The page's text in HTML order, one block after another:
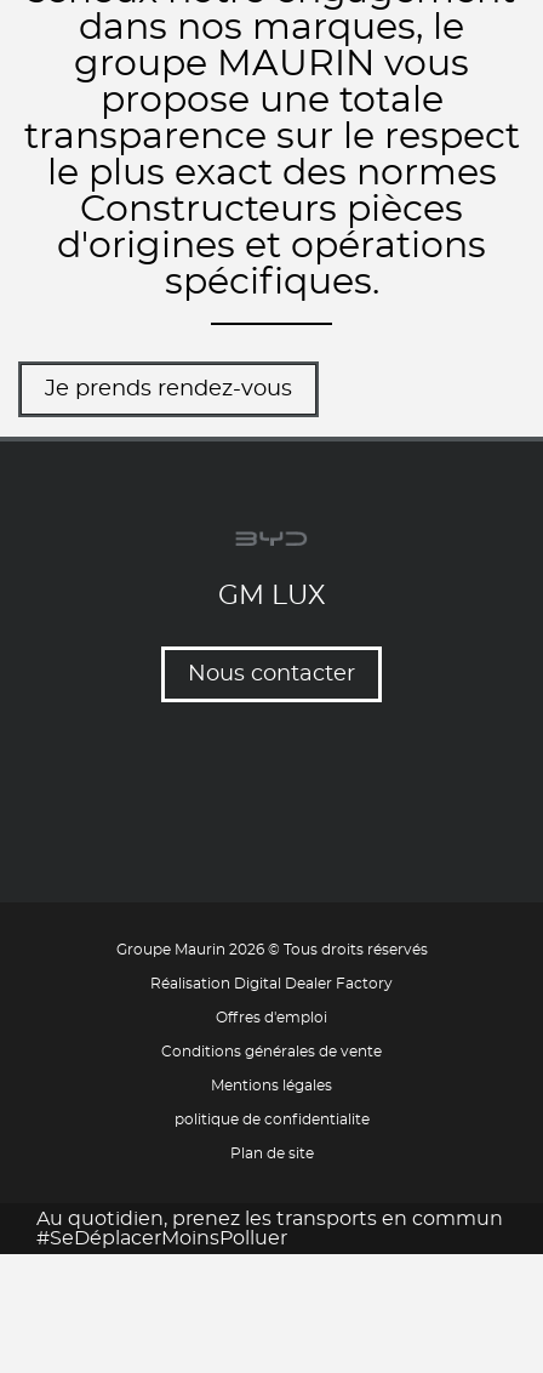
dans nos marques, le
groupe MAURIN vous
propose une totale
transparence sur le respect
le plus exact des normes
Constructeurs pièces
d'origines et opérations
spécifiques.
Je prends rendez-vous
GM LUX
Nous contacter
Groupe Maurin 2026 © Tous droits réservés
Réalisation Digital Dealer Factory
Offres d'emploi
Conditions générales de vente
Mentions légales
politique de confidentialite
Plan de site
Au quotidien, prenez les transports en commun
#SeDéplacerMoinsPolluer